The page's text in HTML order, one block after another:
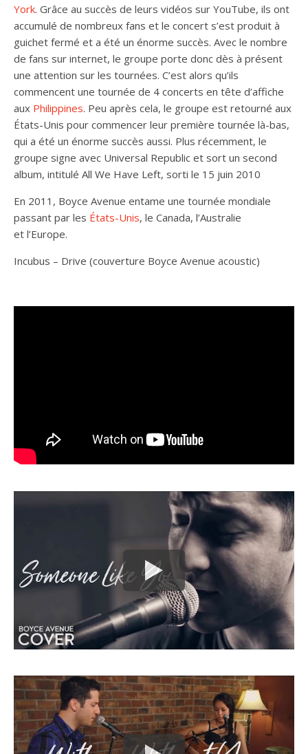
York. Grâce au succès de leurs vidéos sur YouTube, ils ont
accumulé de nombreux fans et le concert s’est produit à
guichet fermé et a été un énorme succès. Avec le nombre
de fans sur internet, le groupe porte donc dès à présent
une attention sur les tournées. C’est alors qu’ils
commencent une tournée de 4 concerts en tête d’affiche
aux Philippines. Peu après cela, le groupe est retourné aux
États-Unis pour commencer leur première tournée là-bas,
qui a été un énorme succès aussi. Plus récemment, le
groupe signe avec Universal Republic et sort un second
album, intitulé All We Have Left, sorti le 15 juin 2010
En 2011, Boyce Avenue entame une tournée mondiale
passant par les États-Unis, le Canada, l’Australie
et l’Europe.
Incubus – Drive (couverture Boyce Avenue acoustic)